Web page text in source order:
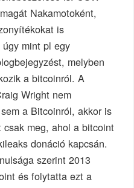
Nakamotoként,
is
mint pl egy
melyben
a bitcoinról. A
Wright nem
a Bitcoinról, akkor is
meg, ahol a bitcoint
donáció kapcsán.
szerint 2013
és folytatta ezt a